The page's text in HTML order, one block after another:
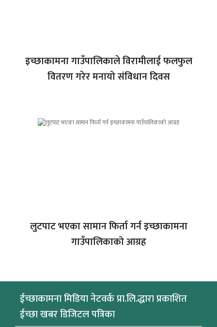
इच्छाकामना गाउँपालिकाले विरामीलाई फलफुल
वितरण गरेर मनायो संविधान दिवस
लुटपाट भएका सामान फिर्ता गर्न इच्छाकामना
गाउँपालिकाको आग्रह
ईच्छाकामना मिडिया नेटवर्क प्रा.लि.द्धारा प्रकाशित
ईच्छा खबर डिजिटल पत्रिका